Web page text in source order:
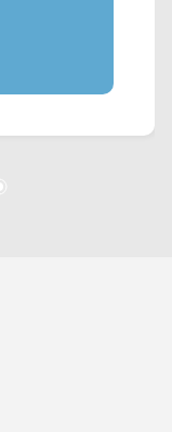
Av.
Rod. Luiz de
campo
(19)